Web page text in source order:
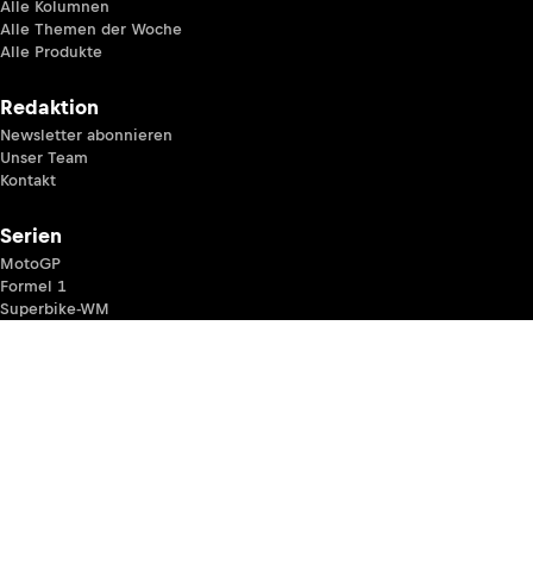
Alle Kolumnen
Alle Themen der Woche
Alle Produkte
Redaktion
Newsletter abonnieren
Unser Team
Kontakt
Serien
MotoGP
Formel 1
Superbike-WM